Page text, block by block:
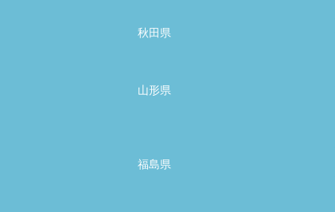
秋田県
山形県
福島県